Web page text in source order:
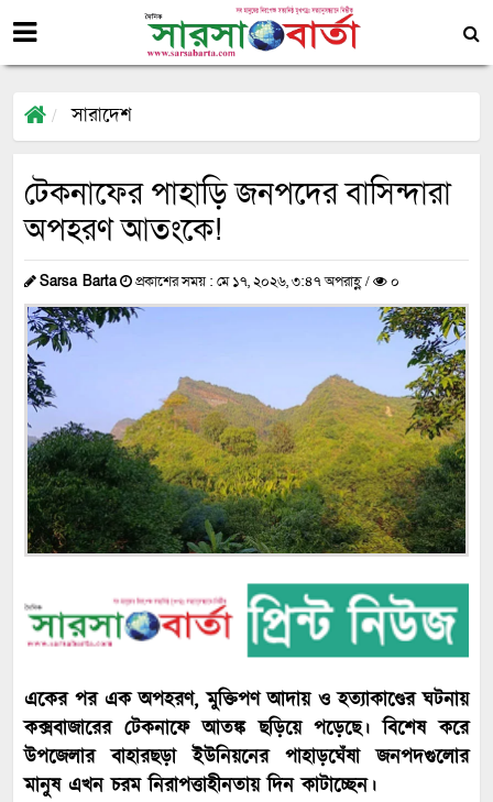
সারাদেশ
টেকনাফের পাহাড়ি জনপদের বাসিন্দারা
অপহরণ আতংকে!
Sarsa Barta প্রকাশের সময় : মে ১৭, ২০২৬, ৩:৪৭ অপরাহ্ণ / ০
একের পর এক অপহরণ, মুক্তিপণ আদায় ও হত্যাকাণ্ডের ঘটনায়
কক্সবাজারের টেকনাফে আতঙ্ক ছড়িয়ে পড়েছে। বিশেষ করে
উপজেলার বাহারছড়া ইউনিয়নের পাহাড়ঘেঁষা জনপদগুলোর
মানুষ এখন চরম নিরাপত্তাহীনতায় দিন কাটাচ্ছেন।